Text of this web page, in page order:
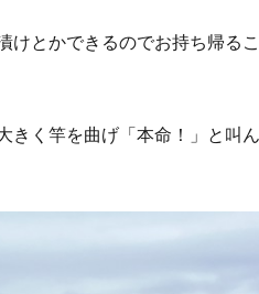
けとかできるのでお持ち帰る
きく竿を曲げ「本命！」と叫